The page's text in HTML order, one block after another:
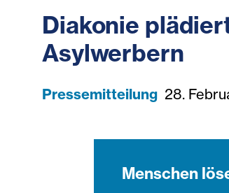
Diakonie
Asylwerbern
Pressemitteilung 28.
Menschen